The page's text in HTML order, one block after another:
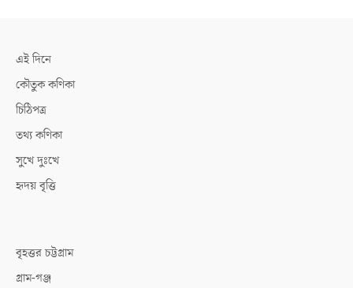
এই দিনে
কৌতুক কণিকা
চিঠিপত্র
তথ্য কণিকা
সুখে দুঃখে
হৃদয় বৃত্তি
বৃহত্তর চট্টগ্রাম
গ্রাম-গঞ্জ